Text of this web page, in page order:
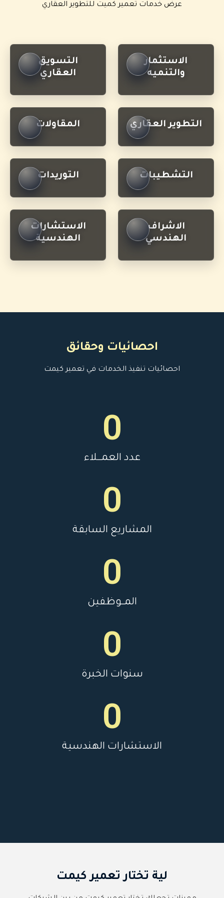
عرض خدمات تعمير كميت للتطوير العقاري
الاستثمار
والتنميه
التسويق
العقاري
التطوير العقاري المقاولات
التشطيبات التوريدات
الاشراف
الهندسي
الاستشارات
الهندسية
احصائيات وحقائق
احصائيات تنفيذ الخدمات في تعمير كيمت
عدد العمـــلاء
0
المشاريع السابقة
0
المــوظفين
0
سنوات الخبرة
0
الاستشارات الهندسية
0
لية تختار تعمير كيمت